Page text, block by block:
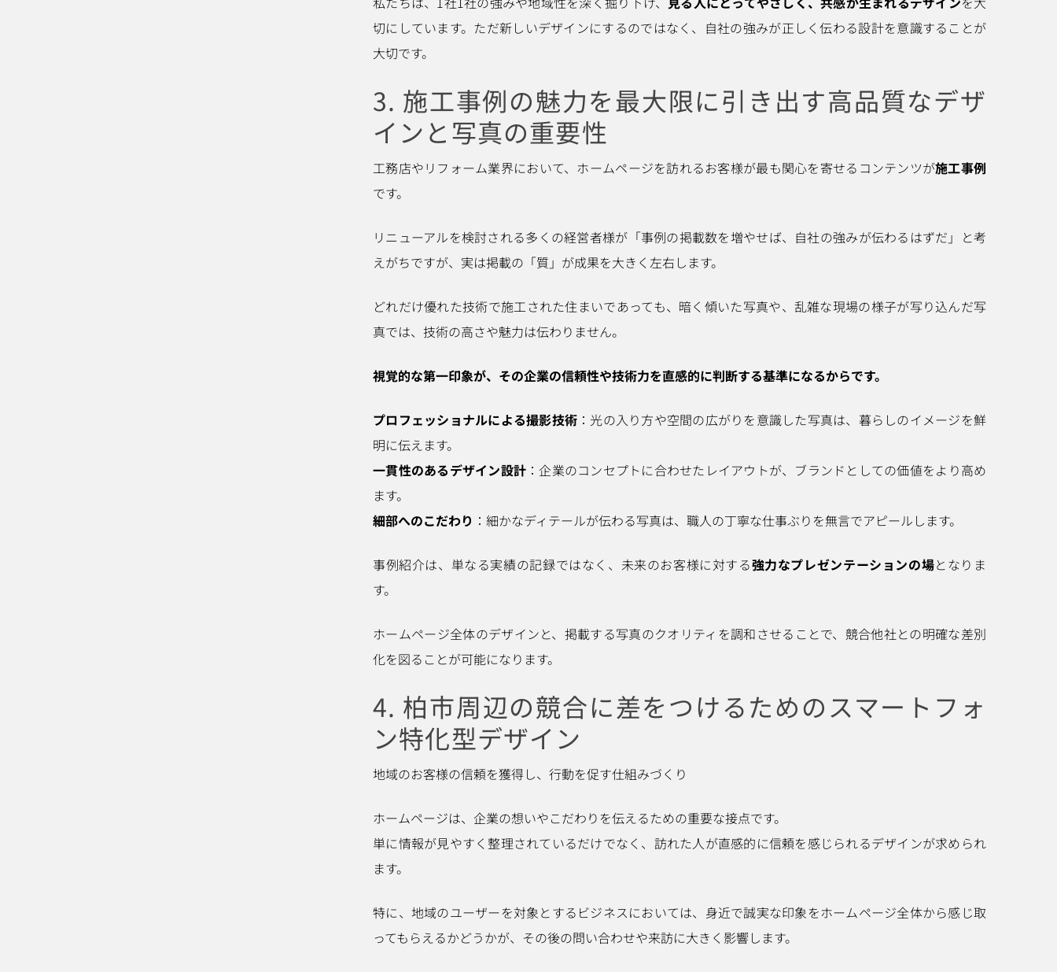
切にしています。ただ新しいデザインにするのではなく、自社の強みが正しく伝わる設計を意識することが
大切です。
3. 施工事例の魅力を最大限に引き出す高品質なデザ
インと写真の重要性
工務店やリフォーム業界において、ホームページを訪れるお客様が最も関心を寄せるコンテンツが施工事例
です。
リニューアルを検討される多くの経営者様が「事例の掲載数を増やせば、自社の強みが伝わるはずだ」と考
えがちですが、実は掲載の「質」が成果を大きく左右します。
どれだけ優れた技術で施工された住まいであっても、暗く傾いた写真や、乱雑な現場の様子が写り込んだ写
真では、技術の高さや魅力は伝わりません。
視覚的な第一印象が、その企業の信頼性や技術力を直感的に判断する基準になるからです。
プロフェッショナルによる撮影技術 ：光の入り方や空間の広がりを意識した写真は、暮らしのイメージを鮮
明に伝えます。
一貫性のあるデザイン設計 ：企業のコンセプトに合わせたレイアウトが、ブランドとしての価値をより高め
ます。
細部へのこだわり ：細かなディテールが伝わる写真は、職人の丁寧な仕事ぶりを無言でアピールします。
事例紹介は、単なる実績の記録ではなく、未来のお客様に対する強力なプレゼンテーションの場となりま
す。
ホームページ全体のデザインと、掲載する写真のクオリティを調和させることで、競合他社との明確な差別
化を図ることが可能になります。
4. 柏市周辺の競合に差をつけるためのスマートフォ
ン特化型デザイン
地域のお客様の信頼を獲得し、行動を促す仕組みづくり
ホームページは、企業の想いやこだわりを伝えるための重要な接点です。
単に情報が見やすく整理されているだけでなく、訪れた人が直感的に信頼を感じられるデザインが求められ
ます。
特に、地域のユーザーを対象とするビジネスにおいては、身近で誠実な印象をホームページ全体から感じ取
ってもらえるかどうかが、その後の問い合わせや来訪に大きく影響します。